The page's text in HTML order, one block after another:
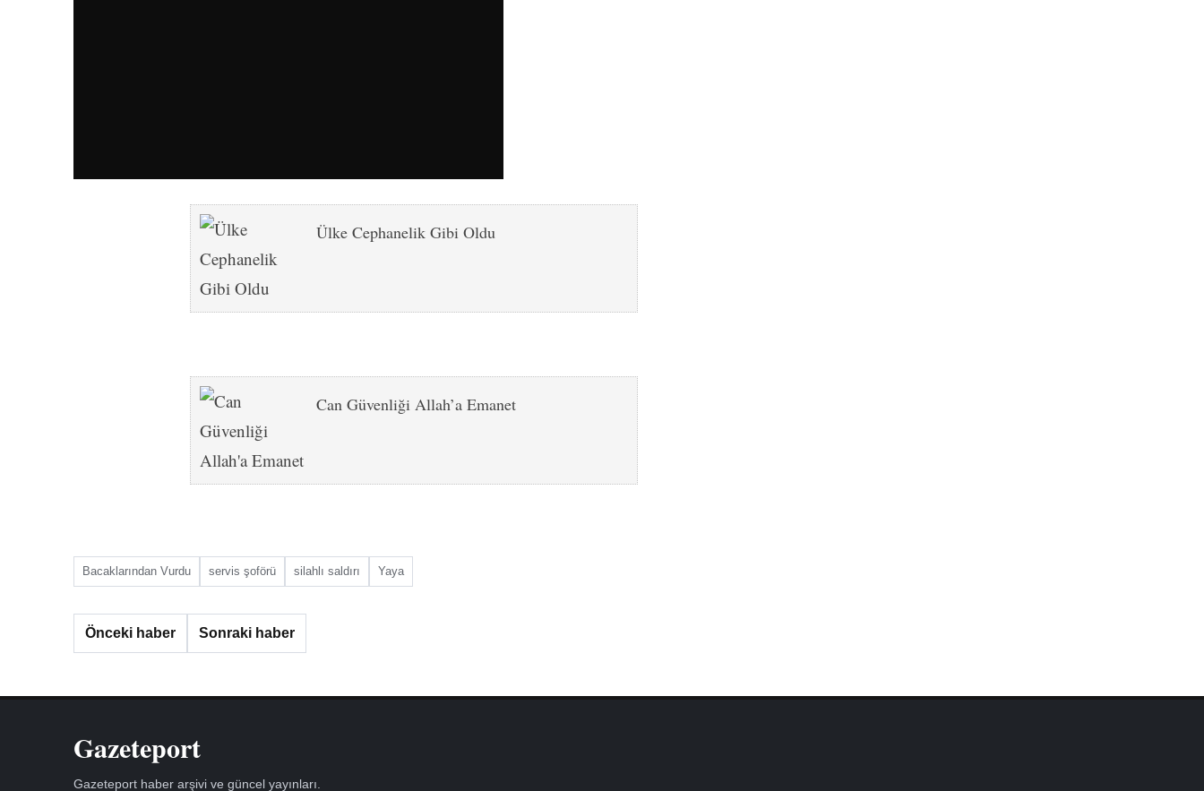
Ülke Cephanelik Gibi Oldu
Can Güvenliği Allah’a Emanet
Bacaklarından Vurdu servis şoförü silahlı saldırı Yaya
Önceki haber Sonraki haber
Gazeteport
Gazeteport haber arşivi ve güncel yayınları.